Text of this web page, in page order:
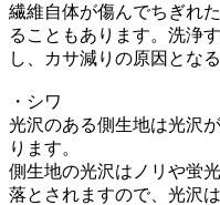
繊維自体が傷んでちぎれ
ることもあります。洗浄
し、カサ減りの原因とな
・シワ
光沢のある側生地は光沢
ります。
側生地の光沢はノリや蛍
落とされますので、光沢